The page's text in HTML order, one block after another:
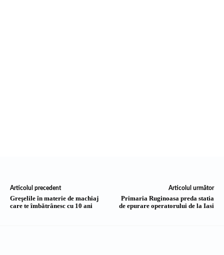
Articolul precedent
Greşelile în materie de machiaj
care te îmbătrânesc cu 10 ani
Articolul următor
Primaria Ruginoasa preda statia
de epurare operatorului de la Iasi